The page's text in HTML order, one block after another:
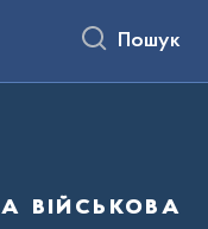
Пошук
військова